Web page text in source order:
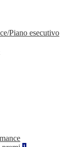
Piano esecutivo